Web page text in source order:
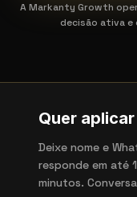
A Markanty Growth
decisão ativa e
Quer
Deixe nome e
responde em até
minutos.